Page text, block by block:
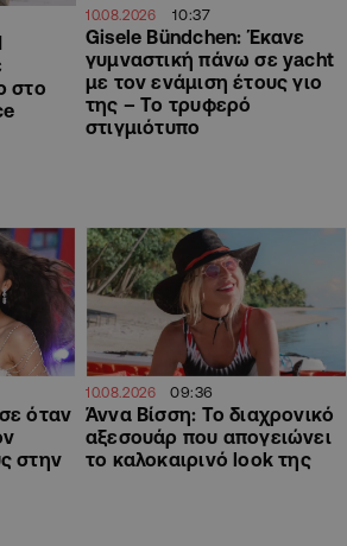
στο
10.08.2026 10:37
Gisele Bündchen: Έκανε
γυμναστική πάνω σε yacht
με τον ενάμιση έτους γιο
της – Το τρυφερό
στιγμιότυπο
όταν
στην
10.08.2026 09:36
Άννα Βίσση: Το διαχρονικό
αξεσουάρ που απογειώνει
το καλοκαιρινό look της